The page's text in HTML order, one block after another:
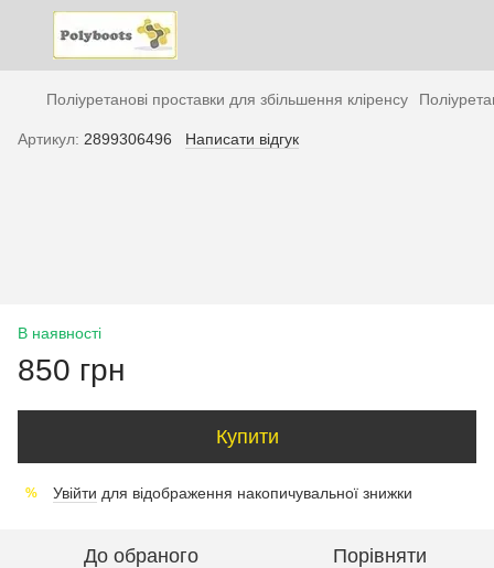
Поліуретанові проставки для збільшення кліренсу
Артикул: 2899306496 Написати відгук
В наявності
850 грн
Купити
% Увійти для відображення накопичувальної знижки
До обраного Порівняти